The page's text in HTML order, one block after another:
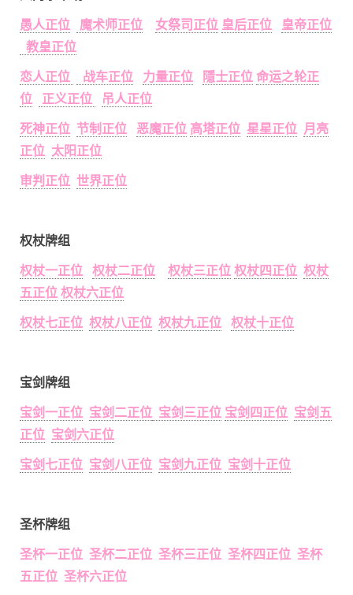
愚人正位
魔术师正位 女祭司正位 皇后正位
皇帝正位
教皇正位
恋人正位
战车正位 力量正位 隱士正位 命运之轮正
位
正义正位
吊人正位
死神正位 节制正位 恶魔正位 高塔正位 星星正位 月亮
正位 太阳正位
审判正位 世界正位
权杖牌组
权杖一正位
权杖二正位 权杖三正位 权杖四正位 权杖
五正位 权杖六正位
权杖七正位 权杖八正位 权杖九正位 权杖十正位
宝剑牌组
宝剑一正位 宝剑二正位 宝剑三正位 宝剑四正位 宝剑五
正位 宝剑六正位
宝剑七正位 宝剑八正位 宝剑九正位 宝剑十正位
圣杯牌组
圣杯一正位 圣杯二正位 圣杯三正位 圣杯四正位 圣杯
五正位 圣杯六正位